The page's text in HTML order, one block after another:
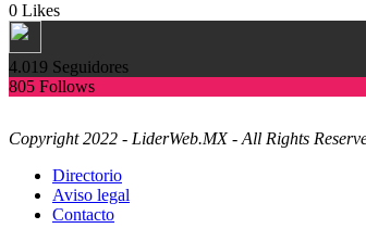
0 Likes
4.019 Seguidores
805 Follows
Copyright 2022 - LiderWeb.MX - All Rights
Directorio
Aviso legal
Contacto